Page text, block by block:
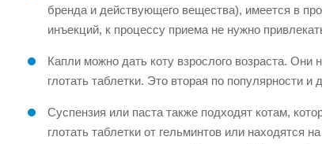
бренда и действующего вещества), имеется в
инъекций, к процессу приема не нужно
Капли можно дать коту взрослого возраста.
глотать таблетки. Это вторая по популярности
Суспензия или паста также подходят котам,
глотать таблетки от гельминтов или находятся